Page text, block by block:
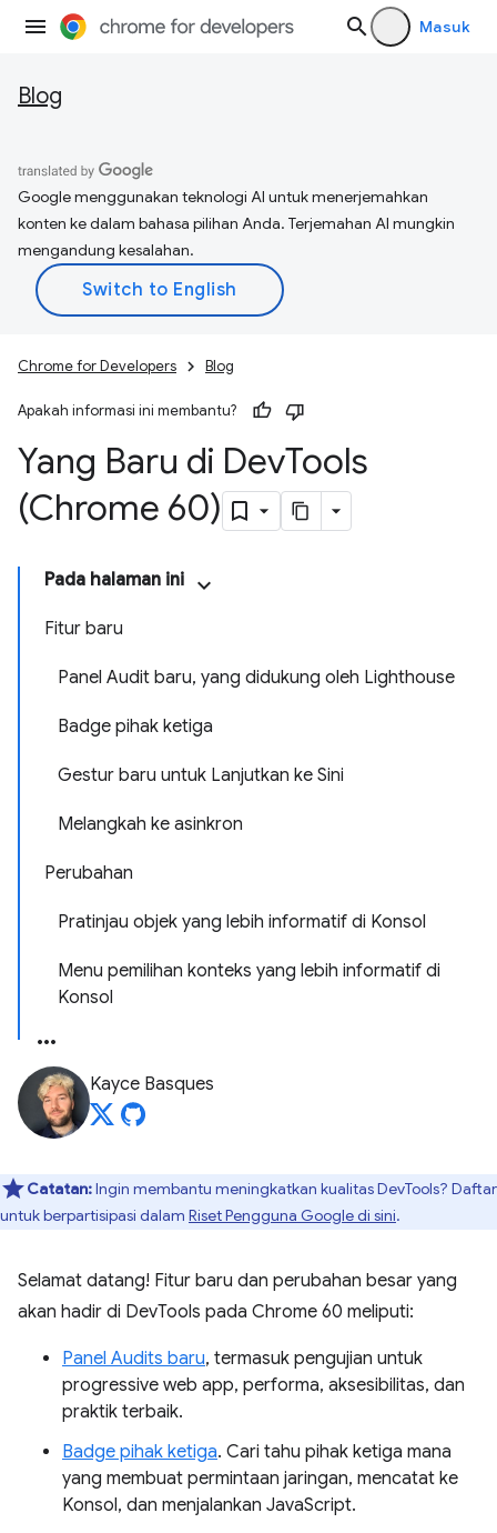
Masuk
Blog
Google menggunakan teknologi AI untuk menerjemahkan
konten ke dalam bahasa pilihan Anda. Terjemahan AI mungkin
mengandung kesalahan.
Chrome for Developers Blog
Apakah informasi ini membantu?
Yang Baru di DevTools
(Chrome 60)
Pada halaman ini
Fitur baru
Panel Audit baru, yang didukung oleh Lighthouse
Badge pihak ketiga
Gestur baru untuk Lanjutkan ke Sini
Melangkah ke asinkron
Perubahan
Pratinjau objek yang lebih informatif di Konsol
Menu pemilihan konteks yang lebih informatif di
Konsol
Kayce Basques
Catatan:Ingin membantu meningkatkan kualitas DevTools? Daftar
untuk berpartisipasi dalam Riset Pengguna Google di sini.
Selamat datang! Fitur baru dan perubahan besar yang
akan hadir di DevTools pada Chrome 60 meliputi:
Panel Audits baru, termasuk pengujian untuk
progressive web app, performa, aksesibilitas, dan
praktik terbaik.
Badge pihak ketiga. Cari tahu pihak ketiga mana
yang membuat permintaan jaringan, mencatat ke
Konsol, dan menjalankan JavaScript.